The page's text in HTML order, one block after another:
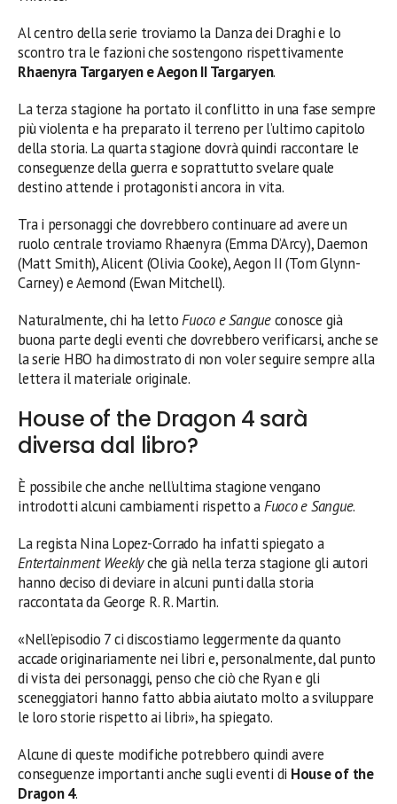
Al centro della serie troviamo la Danza dei Draghi e lo
scontro tra le fazioni che sostengono rispettivamente
Rhaenyra Targaryen e Aegon II Targaryen.
La terza stagione ha portato il conflitto in una fase sempre
più violenta e ha preparato il terreno per l’ultimo capitolo
della storia. La quarta stagione dovrà quindi raccontare le
conseguenze della guerra e soprattutto svelare quale
destino attende i protagonisti ancora in vita.
Tra i personaggi che dovrebbero continuare ad avere un
ruolo centrale troviamo Rhaenyra (Emma D’Arcy), Daemon
(Matt Smith), Alicent (Olivia Cooke), Aegon II (Tom Glynn-
Carney) e Aemond (Ewan Mitchell).
Naturalmente, chi ha lettoFuoco e Sangueconosce già
buona parte degli eventi che dovrebbero verificarsi, anche se
la serie HBO ha dimostrato di non voler seguire sempre alla
lettera il materiale originale.
House of the Dragon 4 sarà
diversa dal libro?
È possibile che anche nell’ultima stagione vengano
introdotti alcuni cambiamenti rispetto aFuoco e Sangue.
La regista Nina Lopez-Corrado ha infatti spiegato a
Entertainment Weeklyche già nella terza stagione gli autori
hanno deciso di deviare in alcuni punti dalla storia
raccontata da George R. R. Martin.
«Nell’episodio 7 ci discostiamo leggermente da quanto
accade originariamente nei libri e, personalmente, dal punto
di vista dei personaggi, penso che ciò che Ryan e gli
sceneggiatori hanno fatto abbia aiutato molto a sviluppare
le loro storie rispetto ai libri», ha spiegato.
Alcune di queste modifiche potrebbero quindi avere
conseguenze importanti anche sugli eventi di House of the
Dragon 4.